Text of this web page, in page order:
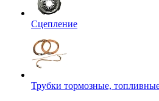
Сцепление
Трубки тормозные,